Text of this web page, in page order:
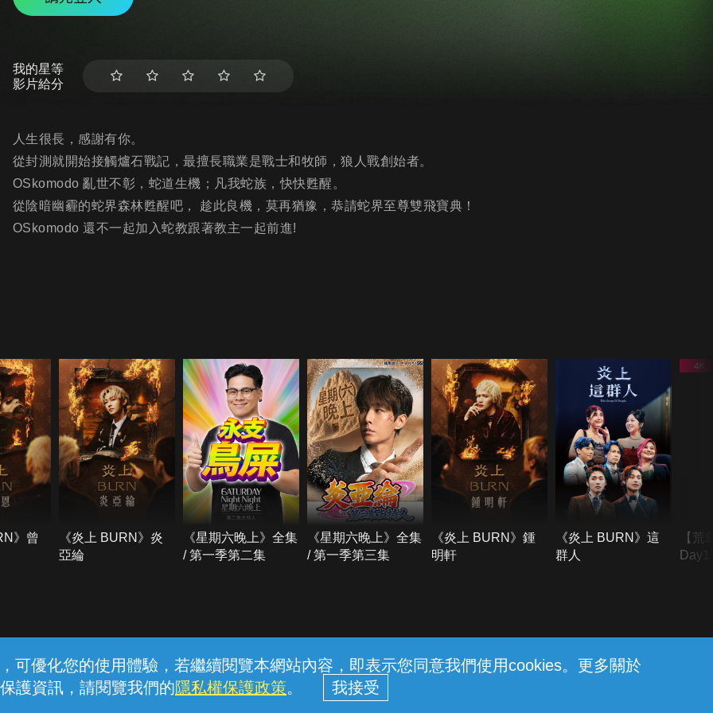
可優化您的使用體驗，若繼續閱覽本網站內容，即表示您同意我們使用cookies。更多關於
護資訊，請閱覽我們的隱私權保護政策。
我的星等
影片給分
人生很長，感謝有你。
從封測就開始接觸爐石戰記，最擅長職業是戰士和牧師，狼人戰創始者。
OSkomodo 亂世不彰，蛇道生機；凡我蛇族，快快甦醒。
從陰暗幽霾的蛇界森林甦醒吧， 趁此良機，莫再猶豫，恭請蛇界至尊雙飛寶典！
OSkomodo 還不一起加入蛇教跟著教主一起前進!
》曾
《炎上 BURN》炎
亞綸
《星期六晚上》全集
/ 第一季第二集
《星期六晚上》全集
/ 第一季第三集
《炎上 BURN》鍾
明軒
《炎上 BURN》這
群人
【荒
線上客服 服務條款 隱私權保護
中華電信股份有限公司個人家庭分公司 (統一編號：96979949) © 2026